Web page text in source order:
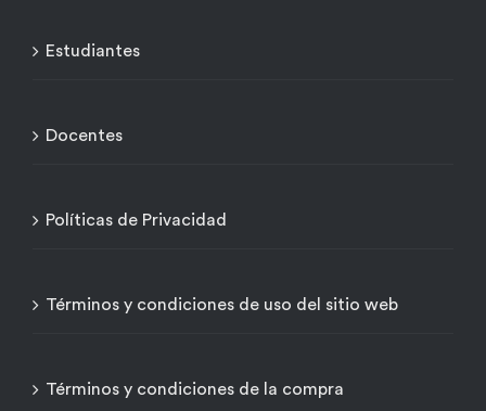
Estudiantes
Docentes
Políticas de Privacidad
Términos y condiciones de uso del sitio web
Términos y condiciones de la compra